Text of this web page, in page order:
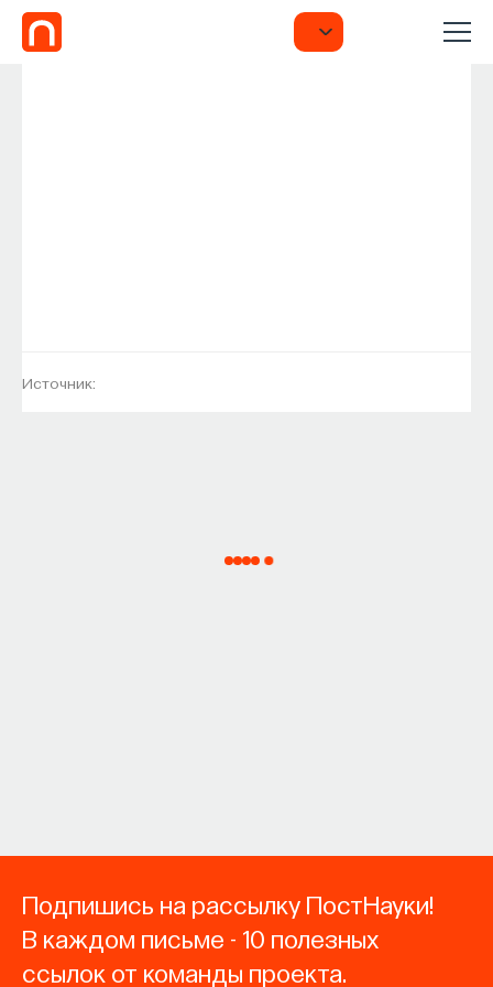
Источник:
Подпишись на рассылку ПостНауки!
В каждом письме - 10 полезных
ссылок от команды проекта.